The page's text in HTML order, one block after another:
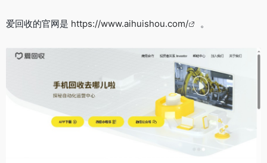
爱回收的官网是 https://www.aihuishou.com/ 。